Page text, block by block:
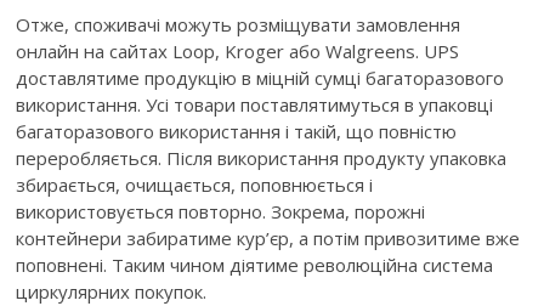
Отже, споживачі можуть розміщувати замовлення
онлайн на сайтах Loop, Kroger або Walgreens. UPS
доставлятиме продукцію в міцній сумці багаторазового
використання. Усі товари поставлятимуться в упаковці
багаторазового використання і такій, що повністю
переробляється. Після використання продукту упаковка
збирається, очищається, поповнюється і
використовується повторно. Зокрема, порожні
контейнери забиратиме кур’єр, а потім привозитиме вже
поповнені. Таким чином діятиме революційна система
циркулярних покупок.